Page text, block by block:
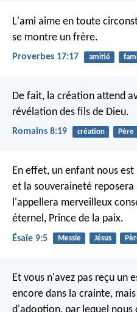
L'ami aime en toute
se montre un frère.
Proverbes 17:17 amitié
De fait, la création attend
révélation des fils de Dieu.
Romains 8:19 création Père
En effet, un enfant nous
et la souveraineté reposera
l'appellera merveilleux
éternel, Prince de la paix.
Ésaïe 9:5 Messie Jésus
Et vous n'avez pas reçu un
encore dans la crainte,